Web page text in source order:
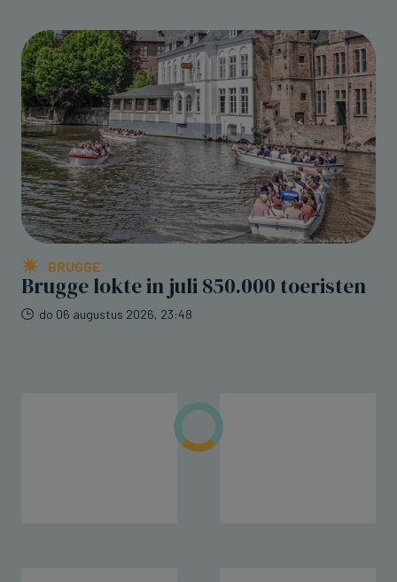
BRUGGE
Brugge lokte in juli 850.000 toeristen
do 06 augustus 2026, 23:48